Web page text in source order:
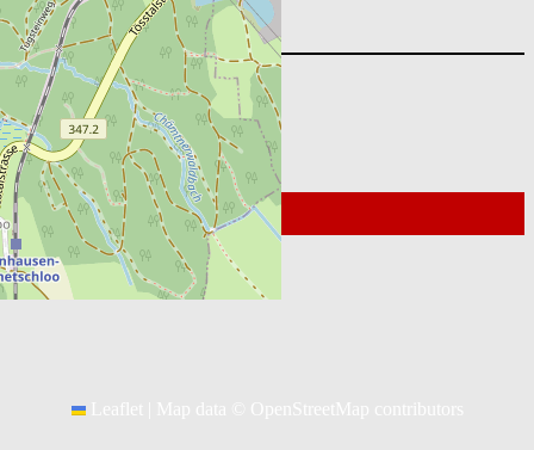
Leaflet
Suchen
nach:
Nächste Spiele
© 2026
Kontakt Webmaster